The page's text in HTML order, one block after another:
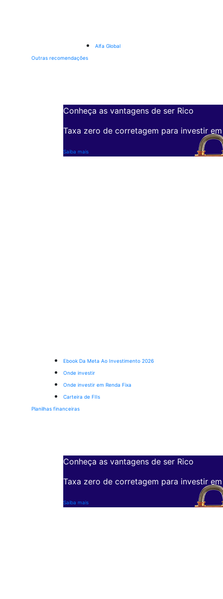
Alfa Global
Outras recomendações
Conheça as vantagens de ser Rico
Taxa zero de corretagem para investir
Saiba mais
Ebook Da Meta Ao Investimento 2026
Onde investir
Onde investir em Renda Fixa
Carteira de FIIs
Planilhas financeiras
Conheça as vantagens de ser Rico
Taxa zero de corretagem para investir
Saiba mais